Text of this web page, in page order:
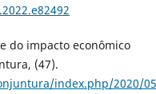
do impacto econômico
(47).
index.php/2020/